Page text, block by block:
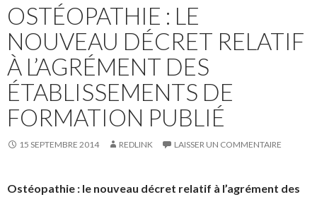
OSTÉOPATHIE : LE
NOUVEAU DÉCRET RELATIF
À L’AGRÉMENT DES
ÉTABLISSEMENTS DE
FORMATION PUBLIÉ
15 SEPTEMBRE 2014 REDLINK LAISSER UN COMMENTAIRE
Ostéopathie : le nouveau décret relatif à l’agrément des